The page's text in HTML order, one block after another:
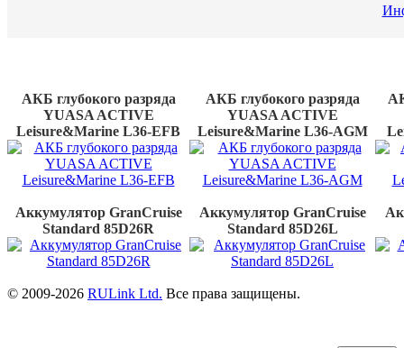
АКБ глубокого разряда
YUASA ACTIVE
Leisure&Marine L36-EFB
АКБ глубокого разряда
YUASA ACTIVE
Leisure&Marine L36-AGМ
Аккумулятор GranCruise
Standard 85D26R
Аккумулятор GranCruise
Standard 85D26L
© 2009-2026 RULink Ltd. Все права защищены.